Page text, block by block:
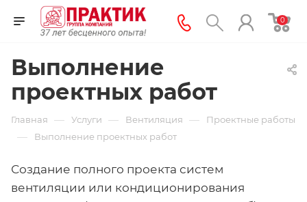
0
Выполнение
проектных работ
Главная — Услуги — Вентиляция — Проектные работы
— Выполнение проектных работ
Создание полного проекта систем
вентиляции или кондиционирования